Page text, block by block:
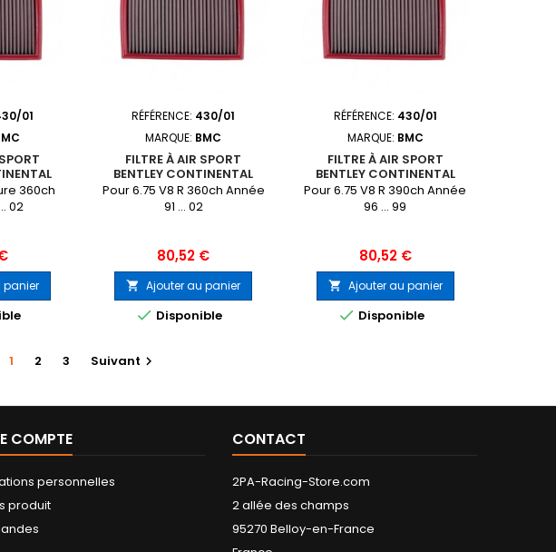
01
360ch
02
panier
RÉFÉRENCE: 430/01
MARQUE: BMC
FILTRE À AIR SPORT
BENTLEY CONTINENTAL
Pour 6.75 V8 R 360ch Année
91 ... 02
Prix
80,52 €
 Ajouter au panier
 Disponible
RÉFÉRENCE: 430/01
MARQUE: BMC
FILTRE À AIR SPORT
BENTLEY CONTINENTAL
Pour 6.75 V8 R 390ch Année
96 ... 99
Prix
80,52 €
 Ajouter au panier
 Disponible
1 2 3 Suivant 
COMPTE
personnelles
produit
CONTACT
2PA-Racing-Store.com
2 allée des champs
95270 Belloy-en-France